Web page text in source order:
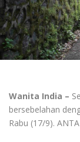
Wanita India –
bersebelahan
Rabu (17/9).